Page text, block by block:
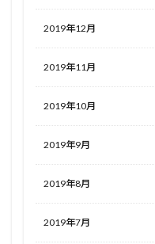
2019年12月
2019年11月
2019年10月
2019年9月
2019年8月
2019年7月